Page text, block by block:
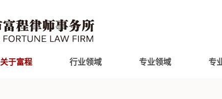
关于富程 行业领域 专业领域 专